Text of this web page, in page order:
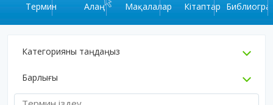
Термин Алаң Мақалалар Кітаптар
Категорияны таңдаңыз
Барлығы